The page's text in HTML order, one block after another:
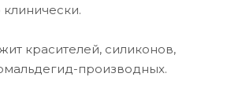
красителей, силиконов,
производных.